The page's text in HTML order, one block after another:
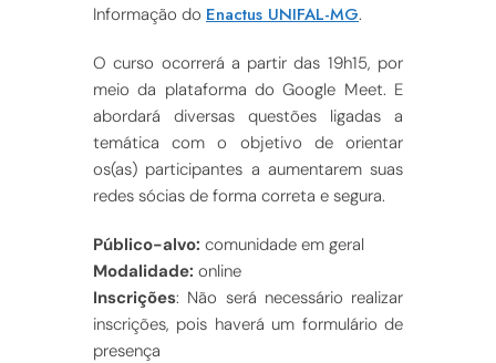
Informação do Enactus UNIFAL-MG.
O curso ocorrerá a partir das 19h15, por
meio da plataforma do Google Meet. E
abordará diversas questões ligadas a
temática com o objetivo de orientar
os(as) participantes a aumentarem suas
redes sócias de forma correta e segura.
Público-alvo: comunidade em geral
Modalidade: online
Inscrições: Não será necessário realizar
inscrições, pois haverá um formulário de
presença